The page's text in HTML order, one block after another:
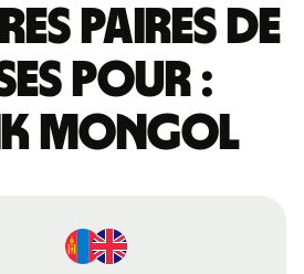
paires de
pour :
mongol